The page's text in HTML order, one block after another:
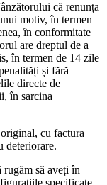
că renunța
motiv, în termen
în conformitate
are dreptul de a
în termen de 14 zile
și fără
directe de
în sarcina
cu factura
deteriorare.
să aveți în